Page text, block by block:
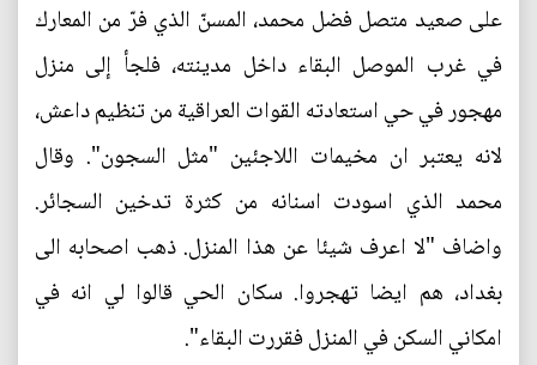
على صعيد متصل فضل محمد، المسنّ الذي فرّ من المعارك
في غرب الموصل البقاء داخل مدينته، فلجأ إلى منزل
مهجور في حي استعادته القوات العراقية من تنظيم داعش،
لانه يعتبر ان مخيمات اللاجئين "مثل السجون". وقال
محمد الذي اسودت اسنانه من كثرة تدخين السجائر.
واضاف "لا اعرف شيئا عن هذا المنزل. ذهب اصحابه الى
بغداد، هم ايضا تهجروا. سكان الحي قالوا لي انه في
امكاني السكن في المنزل فقررت البقاء".